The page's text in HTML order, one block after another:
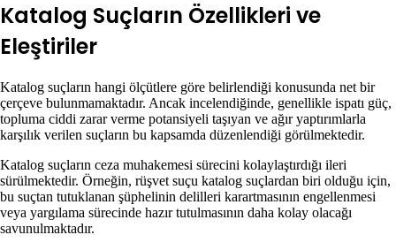
Katalog Suçların Özellikleri ve
Eleştiriler
Katalog suçların hangi ölçütlere göre belirlendiği konusunda net bir
çerçeve bulunmamaktadır. Ancak incelendiğinde, genellikle ispatı güç,
topluma ciddi zarar verme potansiyeli taşıyan ve ağır yaptırımlarla
karşılık verilen suçların bu kapsamda düzenlendiği görülmektedir.
Katalog suçların ceza muhakemesi sürecini kolaylaştırdığı ileri
sürülmektedir. Örneğin, rüşvet suçu katalog suçlardan biri olduğu için,
bu suçtan tutuklanan şüphelinin delilleri karartmasının engellenmesi
veya yargılama sürecinde hazır tutulmasının daha kolay olacağı
savunulmaktadır.